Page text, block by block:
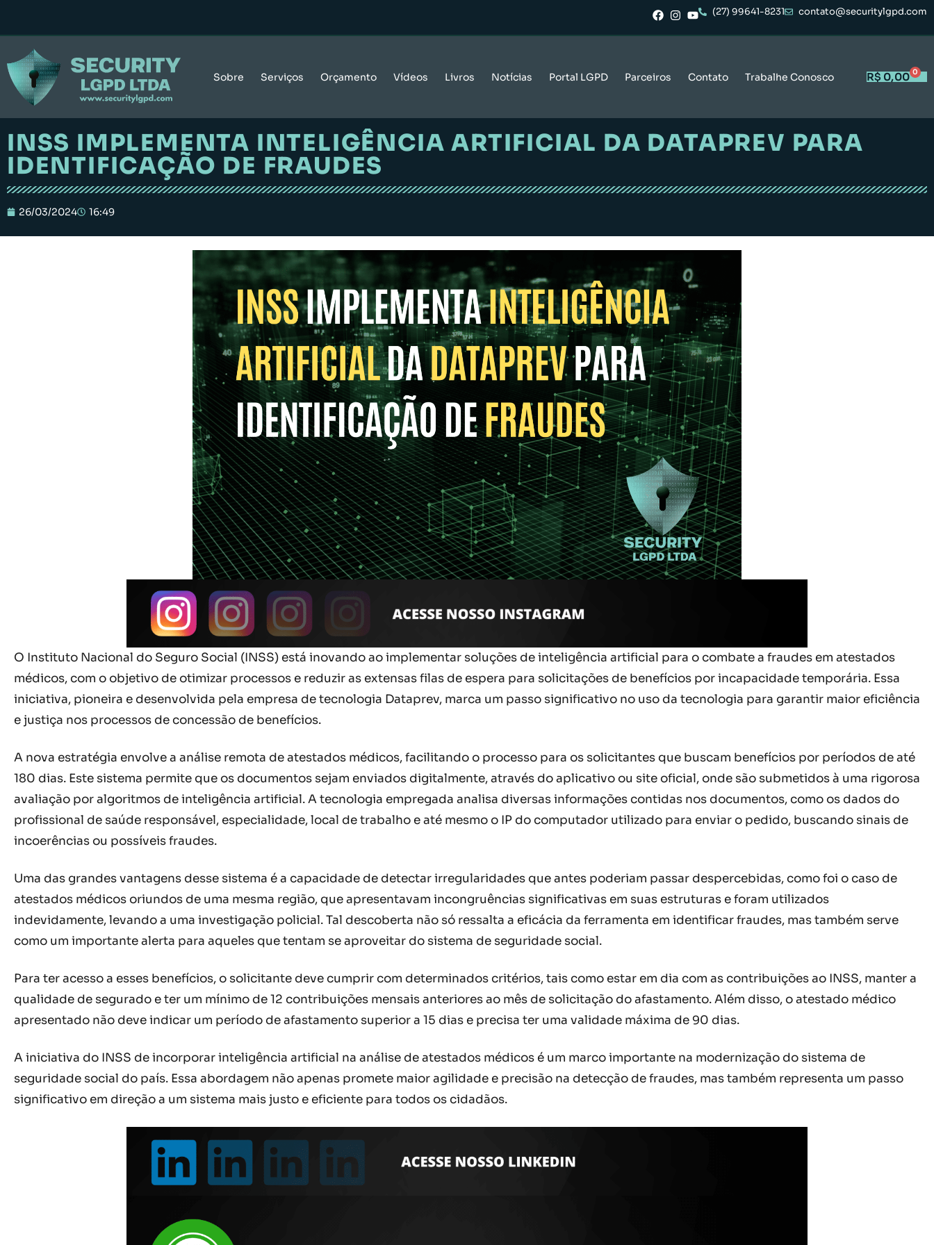
(27) 99641-8231 contato@securitylgpd.com
Sobre Serviços Orçamento Vídeos Livros Notícias Portal LGPD Parceiros Contato Trabalhe Conosco R$ 0,00 0
INSS IMPLEMENTA INTELIGÊNCIA ARTIFICIAL DA DATAPREV PARA
IDENTIFICAÇÃO DE FRAUDES
26/03/2024 16:49
O Instituto Nacional do Seguro Social (INSS) está inovando ao implementar soluções de inteligência artificial para o combate a fraudes em atestados
médicos, com o objetivo de otimizar processos e reduzir as extensas filas de espera para solicitações de benefícios por incapacidade temporária. Essa
iniciativa, pioneira e desenvolvida pela empresa de tecnologia Dataprev, marca um passo significativo no uso da tecnologia para garantir maior eficiência
e justiça nos processos de concessão de benefícios.
A nova estratégia envolve a análise remota de atestados médicos, facilitando o processo para os solicitantes que buscam benefícios por períodos de até
180 dias. Este sistema permite que os documentos sejam enviados digitalmente, através do aplicativo ou site oficial, onde são submetidos à uma rigorosa
avaliação por algoritmos de inteligência artificial. A tecnologia empregada analisa diversas informações contidas nos documentos, como os dados do
profissional de saúde responsável, especialidade, local de trabalho e até mesmo o IP do computador utilizado para enviar o pedido, buscando sinais de
incoerências ou possíveis fraudes.
Uma das grandes vantagens desse sistema é a capacidade de detectar irregularidades que antes poderiam passar despercebidas, como foi o caso de
atestados médicos oriundos de uma mesma região, que apresentavam incongruências significativas em suas estruturas e foram utilizados
indevidamente, levando a uma investigação policial. Tal descoberta não só ressalta a eficácia da ferramenta em identificar fraudes, mas também serve
como um importante alerta para aqueles que tentam se aproveitar do sistema de seguridade social.
Para ter acesso a esses benefícios, o solicitante deve cumprir com determinados critérios, tais como estar em dia com as contribuições ao INSS, manter a
qualidade de segurado e ter um mínimo de 12 contribuições mensais anteriores ao mês de solicitação do afastamento. Além disso, o atestado médico
apresentado não deve indicar um período de afastamento superior a 15 dias e precisa ter uma validade máxima de 90 dias.
A iniciativa do INSS de incorporar inteligência artificial na análise de atestados médicos é um marco importante na modernização do sistema de
seguridade social do país. Essa abordagem não apenas promete maior agilidade e precisão na detecção de fraudes, mas também representa um passo
significativo em direção a um sistema mais justo e eficiente para todos os cidadãos.